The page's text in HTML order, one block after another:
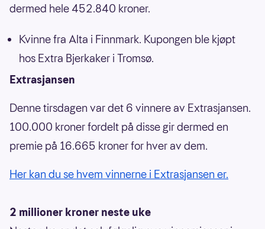
dermed hele 452.840 kroner.
Kvinne fra Alta i Finnmark. Kupongen ble kjøpt
hos Extra Bjerkaker i Tromsø.
Extrasjansen
Denne tirsdagen var det 6 vinnere av Extrasjansen.
100.000 kroner fordelt på disse gir dermed en
premie på 16.665 kroner for hver av dem.
Her kan du se hvem vinnerne i Extrasjansen er.
2 millioner kroner neste uke